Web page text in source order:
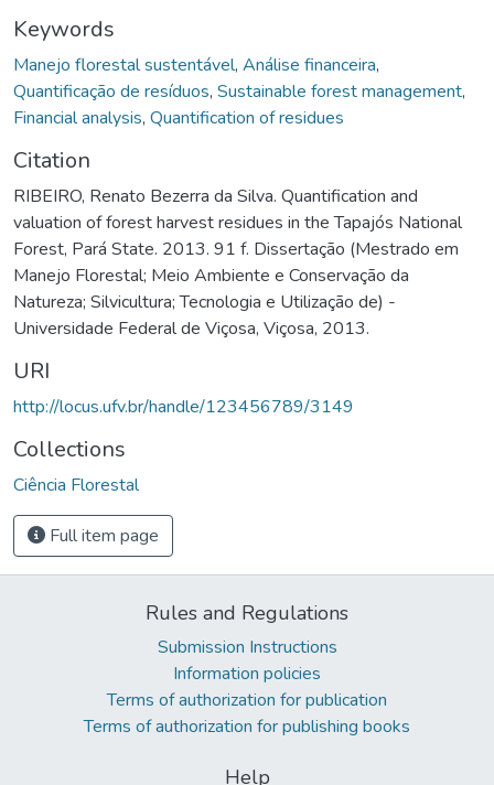
Keywords
Manejo florestal sustentável, Análise financeira,
Quantificação de resíduos, Sustainable forest management,
Financial analysis, Quantification of residues
Citation
RIBEIRO, Renato Bezerra da Silva. Quantification and
valuation of forest harvest residues in the Tapajós National
Forest, Pará State. 2013. 91 f. Dissertação (Mestrado em
Manejo Florestal; Meio Ambiente e Conservação da
Natureza; Silvicultura; Tecnologia e Utilização de) -
Universidade Federal de Viçosa, Viçosa, 2013.
URI
http://locus.ufv.br/handle/123456789/3149
Collections
Ciência Florestal
Full item page
Rules and Regulations
Submission Instructions
Information policies
Terms of authorization for publication
Terms of authorization for publishing books
Help